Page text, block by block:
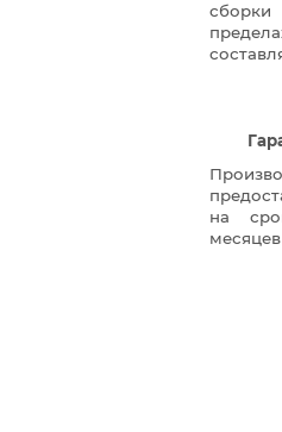
на
месяцев